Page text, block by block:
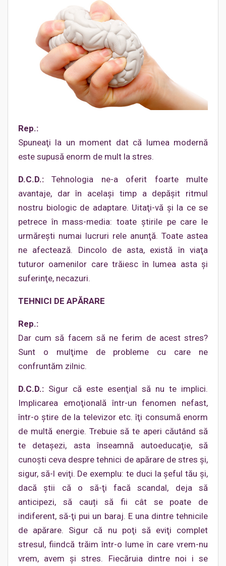
Rep.:
Spuneaţi la un moment dat că lumea modernă
este supusă enorm de mult la stres.
D.C.D.: Tehnologia ne-a oferit foarte multe
avantaje, dar în acelaşi timp a depăşit ritmul
nostru biologic de adaptare. Uitaţi-vă şi la ce se
petrece în mass-media: toate ştirile pe care le
urmăreşti numai lucruri rele anunţă. Toate astea
ne afectează. Dincolo de asta, există în viaţa
tuturor oamenilor care trăiesc în lumea asta şi
suferinţe, necazuri.
TEHNICI DE APĂRARE
Rep.:
Dar cum să facem să ne ferim de acest stres?
Sunt o mulţime de probleme cu care ne
confruntăm zilnic.
D.C.D.: Sigur că este esenţial să nu te implici.
Implicarea emoţională într-un fenomen nefast,
într-o ştire de la televizor etc. îţi consumă enorm
de multă energie. Trebuie să te aperi căutând să
te detaşezi, asta înseamnă autoeducaţie, să
cunoşti ceva despre tehnici de apărare de stres şi,
sigur, să-l eviţi. De exemplu: te duci la şeful tău şi,
dacă ştii că o să-ţi facă scandal, deja să
anticipezi, să cauți să fii cât se poate de
indiferent, să-ţi pui un baraj. E una dintre tehnicile
de apărare. Sigur că nu poţi să eviţi complet
stresul, fiindcă trăim într-o lume în care vrem-nu
vrem, avem şi stres. Fiecăruia dintre noi i se